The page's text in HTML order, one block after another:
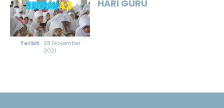
Terbit : 28 November
2021
HARI GURU